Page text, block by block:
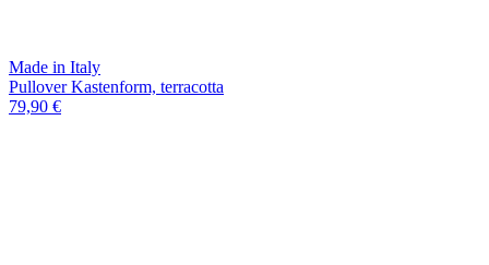
Made in Italy
Pullover Kastenform, terracotta
79,90 €